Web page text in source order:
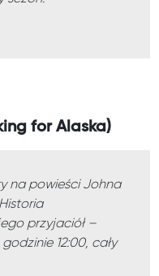
for Alaska)
na powieści Johna
przyjaciół –
12:00, cały